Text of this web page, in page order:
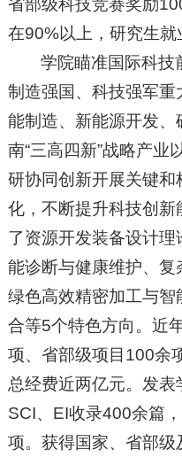
省部级科技竞赛奖励
在90%以上，研究生就
学院瞄准国际科技
制造强国、科技强军
能制造、新能源开发、
南“三高四新”战略产业
研协同创新开展关键
化，不断提升科技创
了资源开发装备设计
能诊断与健康维护、复
绿色高效精密加工与
合等5个特色方向。近
项、省部级项目100余
总经费近两亿元。发
SCI、EI收录400余篇
项。获得国家、省部